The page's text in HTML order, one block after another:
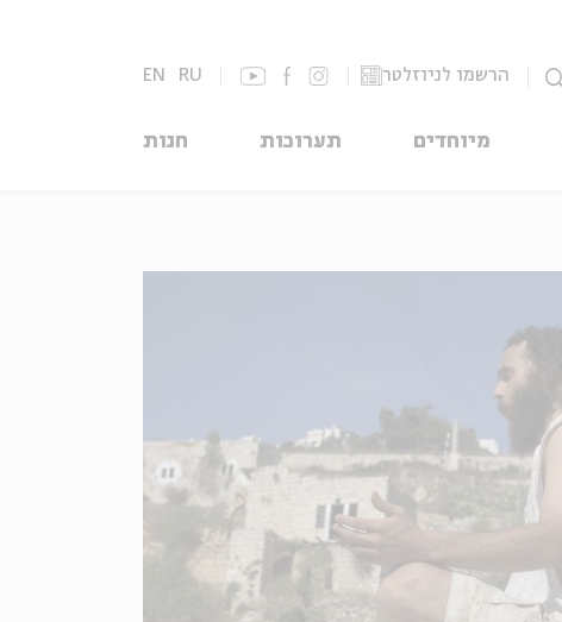
הרשמו לניוזלטר EN RU
מיוחדים תערוכות חנות